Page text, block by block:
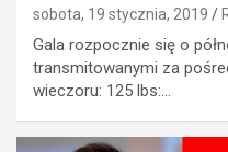
sobota, 19 stycznia, 2019
Gala rozpocznie się o
transmitowanymi za
wieczoru: 125 lbs:…